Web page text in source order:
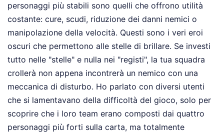
personaggi più stabili sono quelli che offrono utilità
costante: cure, scudi, riduzione dei danni nemici o
manipolazione della velocità. Questi sono i veri eroi
oscuri che permettono alle stelle di brillare. Se investi
tutto nelle "stelle" e nulla nei "registi", la tua squadra
crollerà non appena incontrerà un nemico con una
meccanica di disturbo. Ho parlato con diversi utenti
che si lamentavano della difficoltà del gioco, solo per
scoprire che i loro team erano composti dai quattro
personaggi più forti sulla carta, ma totalmente